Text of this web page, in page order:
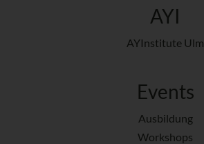
AYI
AYInstitute Ulm
Events
Ausbildung
Workshops